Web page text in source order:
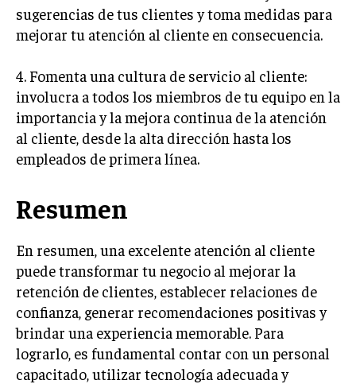
ÉTICA EMPRESARIAL Y RESPONSABILIDAD
Acerca de Últimas entradas
electrónico. Me fascina observar cómo la
compramos y vendemos. En mi tiempo libre,
disfruto del senderismo, apreciando la belleza natural y la
tranquilidad que ofrece cada sendero.
Aparece en periódicos digitales y domina los buscadores,
Infórmate aquí.
sugerencias de tus clientes y toma medidas para
mejorar tu atención al cliente en consecuencia.
4. Fomenta una cultura de servicio al cliente:
involucra a todos los miembros de tu equipo en la
importancia y la mejora continua de la atención
al cliente, desde la alta dirección hasta los
empleados de primera línea.
Resumen
En resumen, una excelente atención al cliente
puede transformar tu negocio al mejorar la
retención de clientes, establecer relaciones de
confianza, generar recomendaciones positivas y
brindar una experiencia memorable. Para
lograrlo, es fundamental contar con un personal
capacitado, utilizar tecnología adecuada y